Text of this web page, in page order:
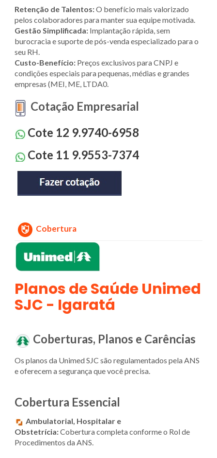
Retenção de Talentos:O benefício mais valorizado
pelos colaboradores para manter sua equipe motivada.
Gestão Simplificada: Implantação rápida, sem
burocracia e suporte de pós-venda especializado para o
seu RH.
Custo-Benefício: Preços exclusivos para CNPJ e
condições especiais para pequenas, médias e grandes
empresas (MEI, ME, LTDA0.
Cotação Empresarial
Cote 12 9.9740-6958
Cote 11 9.9553-7374
Cobertura
Planos de Saúde Unimed
SJC - Igaratá
Coberturas, Planos e Carências
Os planos da Unimed SJC são regulamentados pela ANS
e oferecem a segurança que você precisa.
Cobertura Essencial
Ambulatorial, Hospitalar e
Obstetrícia:Cobertura completa conforme o Rol de
Procedimentos da ANS.